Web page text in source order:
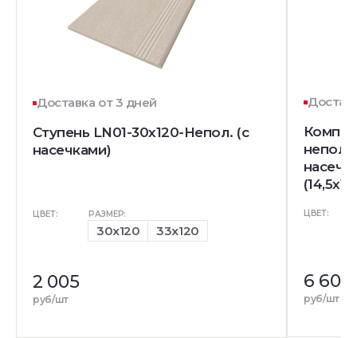
Доставка от 3 дней
Ступень LN01-30x120-Непол. (с
насечками)
ЦВЕТ: РАЗМЕР:
30x120 33x120
2 005
руб/шт
непол.
ЦВЕТ:
6 600
руб/шт